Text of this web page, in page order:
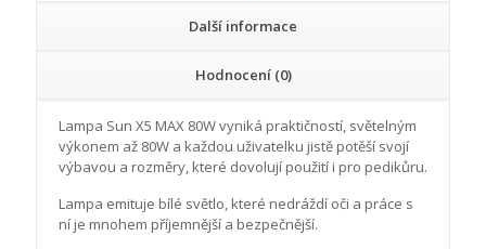
Další informace
Hodnocení (0)
Lampa Sun X5 MAX 80W vyniká praktičností, světelným
výkonem až 80W a každou uživatelku jistě potěší svojí
výbavou a rozměry, které dovolují použití i pro pedikůru.
Lampa emituje bílé světlo, které nedráždí oči a práce s
ní je mnohem příjemnější a bezpečnější.